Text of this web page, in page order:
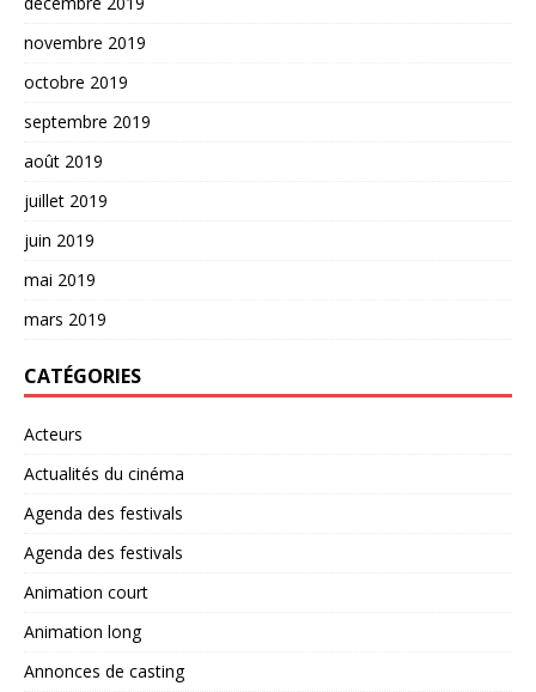
novembre 2019
octobre 2019
septembre 2019
août 2019
juillet 2019
juin 2019
mai 2019
mars 2019
CATÉGORIES
Acteurs
Actualités du cinéma
Agenda des festivals
Agenda des festivals
Animation court
Animation long
Annonces de casting